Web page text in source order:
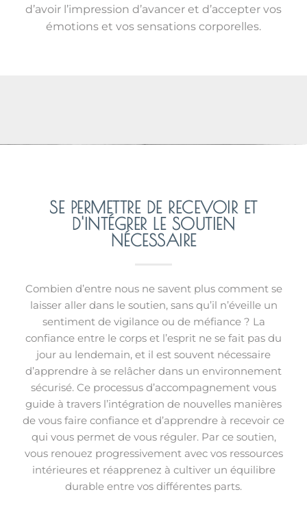
d’avoir l’impression d’avancer et d’accepter vos
émotions et vos sensations corporelles.
SE PERMETTRE DE RECEVOIR ET
D'INTÉGRER LE SOUTIEN
NÉCESSAIRE
Combien d’entre nous ne savent plus comment se
laisser aller dans le soutien, sans qu’il n’éveille un
sentiment de vigilance ou de méfiance ? La
confiance entre le corps et l’esprit ne se fait pas du
jour au lendemain, et il est souvent nécessaire
d’apprendre à se relâcher dans un environnement
sécurisé. Ce processus d’accompagnement vous
guide à travers l’intégration de nouvelles manières
de vous faire confiance et d’apprendre à recevoir ce
qui vous permet de vous réguler. Par ce soutien,
vous renouez progressivement avec vos ressources
intérieures et réapprenez à cultiver un équilibre
durable entre vos différentes parts.